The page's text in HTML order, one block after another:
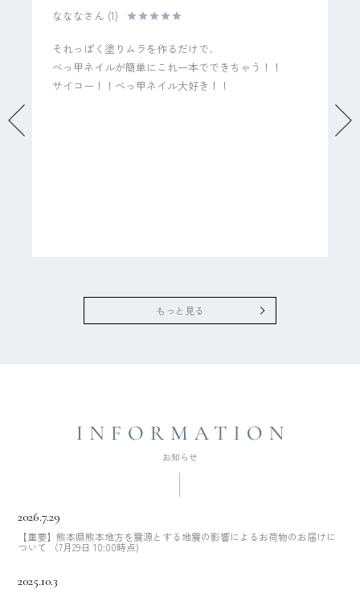
ななな 1
それっぽく塗りムラを作るだけで、
べっ甲ネイルが簡単にこれ一本でできちゃう！！
サイコー！！べっ甲ネイル大好き！！
もっと見る
2026.7.29
【重要】熊本県熊本地方を震源とする地震の影響によるお荷物のお届けに
ついて （7月29日 10:00時点)
2025.10.3